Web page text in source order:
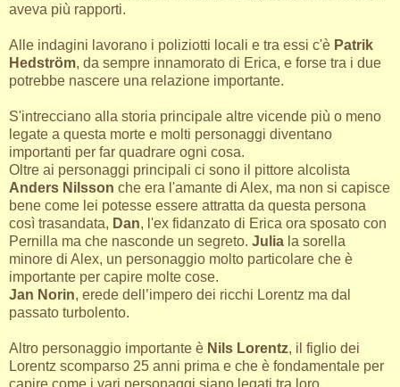
aveva più rapporti.
Alle indagini lavorano i poliziotti locali e tra essi c'è Patrik
Hedström, da sempre innamorato di Erica, e forse tra i due
potrebbe nascere una relazione importante.
S'intrecciano alla storia principale altre vicende più o meno
legate a questa morte e molti personaggi diventano
importanti per far quadrare ogni cosa.
Oltre ai personaggi principali ci sono il pittore alcolista
Anders Nilsson che era l'amante di Alex, ma non si capisce
bene come lei potesse essere attratta da questa persona
così trasandata, Dan, l'ex fidanzato di Erica ora sposato con
Pernilla ma che nasconde un segreto. Julia la sorella
minore di Alex, un personaggio molto particolare che è
importante per capire molte cose.
Jan Norin, erede dell’impero dei ricchi Lorentz ma dal
passato turbolento.
Altro personaggio importante è Nils Lorentz, il figlio dei
Lorentz scomparso 25 anni prima e che è fondamentale per
capire come i vari personaggi siano legati tra loro.